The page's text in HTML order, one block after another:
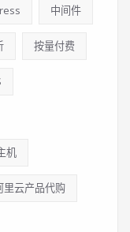
中间件
按量付费
机
里云产品代购